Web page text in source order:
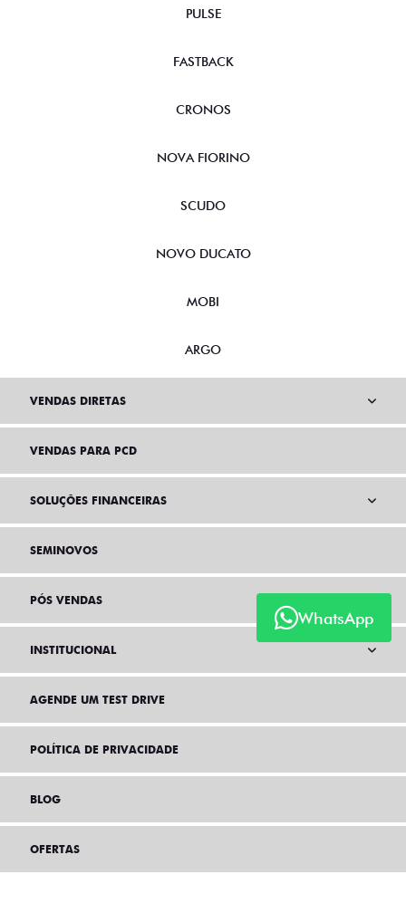
WhatsApp
PULSE
FASTBACK
CRONOS
NOVA FIORINO
SCUDO
NOVO DUCATO
MOBI
ARGO
VENDAS DIRETAS
VENDAS PARA PCD
SOLUÇÕES FINANCEIRAS
SEMINOVOS
PÓS VENDAS
INSTITUCIONAL
AGENDE UM TEST DRIVE
POLÍTICA DE PRIVACIDADE
BLOG
OFERTAS